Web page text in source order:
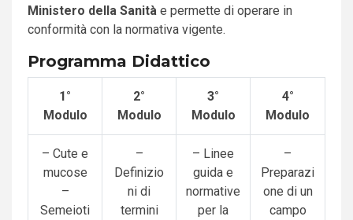
Ministero della Sanità e permette di operare in
conformità con la normativa vigente.
Programma Didattico
1°
Modulo
2°
Modulo
3°
Modulo
4°
Modulo
– Cute e
mucose
–
Semeioti
–
Definizio
ni di
termini
– Linee
guida e
normative
per la
–
Preparazi
one di un
campo